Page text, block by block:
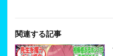
関連する記事